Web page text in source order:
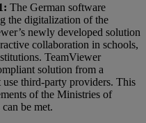
The German software
the digitalization of the
newly developed solution
collaboration in schools,
TeamViewer
solution from a
third-party providers. This
of the Ministries of
be met.